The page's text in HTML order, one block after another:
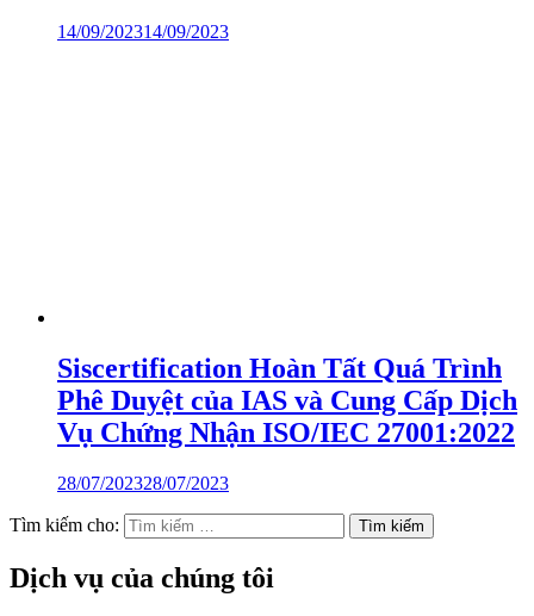
14/09/202314/09/2023
Siscertification Hoàn Tất Quá Trình
Phê Duyệt của IAS và Cung Cấp Dịch
Vụ Chứng Nhận ISO/IEC 27001:2022
28/07/202328/07/2023
Tìm kiếm cho:
Dịch vụ của chúng tôi